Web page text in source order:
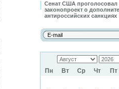
Сенат США проголосовал
законопроект о
антироссийских санкциях
Пн Вт Ср Чт Пт